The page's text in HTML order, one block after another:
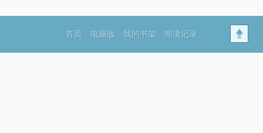
首页 电脑版 我的书架 阅读记录